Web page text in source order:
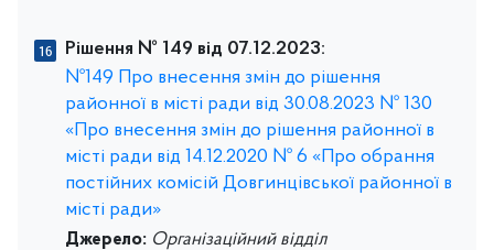
Рішення № 149 від 07.12.2023:
№149 Про внесення змін до рішення
районної в місті ради від 30.08.2023 № 130
«Про внесення змін до рішення районної в
місті ради від 14.12.2020 № 6 «Про обрання
постійних комісій Довгинцівської районної в
місті ради»
Джерело: Організаційний відділ